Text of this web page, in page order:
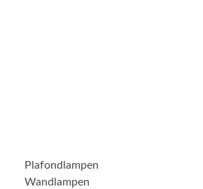
Plafondlampen
Wandlampen